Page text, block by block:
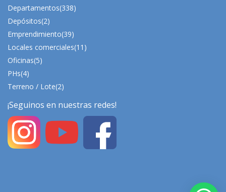
Departamentos(338)
Depósitos(2)
Emprendimiento(39)
Locales comerciales(11)
Oficinas(5)
PHs(4)
Terreno / Lote(2)
¡Seguinos en nuestras redes!